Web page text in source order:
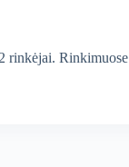
rinkėjai.